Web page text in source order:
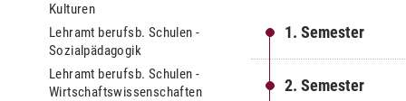
Kulturen
Lehramt berufsb. Schulen -
Sozialpädagogik
Lehramt berufsb. Schulen -
Wirtschaftswissenschaften
1. Semester
2. Semester